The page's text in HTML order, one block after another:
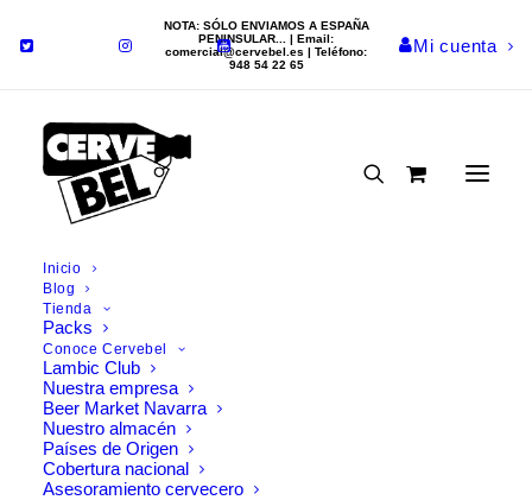
NOTA: SÓLO ENVIAMOS A ESPAÑA
PENINSULAR... | Email:
comercial@cervebel.es | Teléfono:
948 54 22 65
Mi cuenta
Inicio
Blog
Tienda
Packs
Conoce Cervebel
Lambic Club
Nuestra empresa
Beer Market Navarra
Nuestro almacén
Países de Origen
Cobertura nacional
Asesoramiento cervecero
Fourchette Recetas